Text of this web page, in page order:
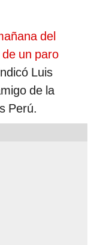
del
un paro
Luis
de la
Perú.